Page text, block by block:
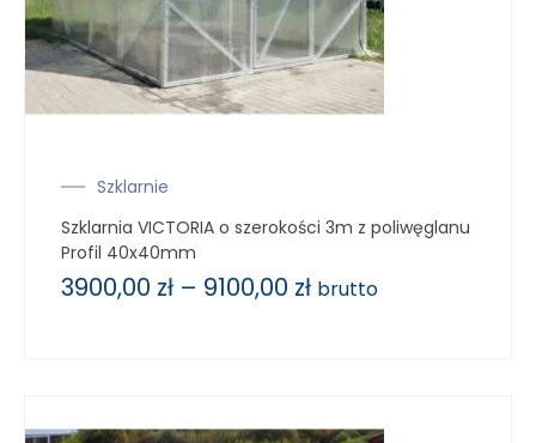
Szklarnie
Szklarnia VICTORIA o szerokości 3m z poliwęglanu
Profil 40x40mm
3900,00 zł – 9100,00 zł brutto